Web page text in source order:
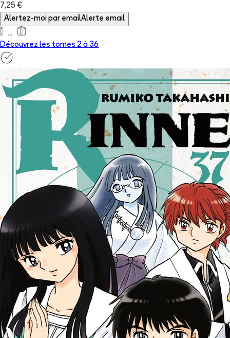
7,25 €
Alertez-moi par emailAlerte email
Découvrez les tomes 2 à 36